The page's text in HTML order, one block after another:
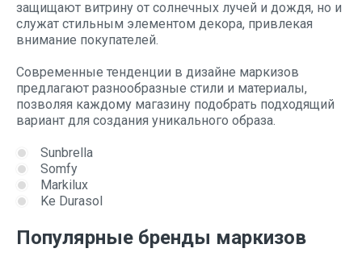
защищают витрину от солнечных лучей и дождя, но и
служат стильным элементом декора, привлекая
внимание покупателей.
Современные тенденции в дизайне маркизов
предлагают разнообразные стили и материалы,
позволяя каждому магазину подобрать подходящий
вариант для создания уникального образа.
Sunbrella
Somfy
Markilux
Ke Durasol
Популярные бренды маркизов